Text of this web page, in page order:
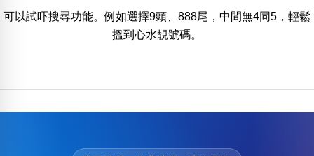
可以試吓搜尋功能。例如選擇9頭、888尾，中間無4同5，輕鬆
搵到心水靚號碼。